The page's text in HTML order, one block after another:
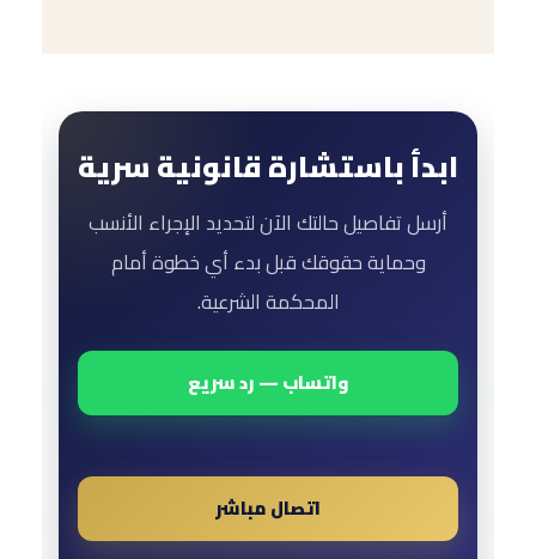
ابدأ باستشارة قانونية سرية
أرسل تفاصيل حالتك الآن لتحديد الإجراء الأنسب
وحماية حقوقك قبل بدء أي خطوة أمام
المحكمة الشرعية.
واتساب — رد سريع
اتصال مباشر